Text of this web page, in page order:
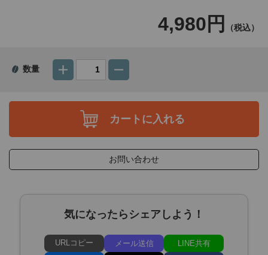
4,980円 （税込）
数量
カートに入れる
お問い合わせ
気になったらシェアしよう！
URLコピー メール送信
LINE共有